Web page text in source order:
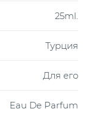
25ml.
Турция
Для его
Eau De Parfum